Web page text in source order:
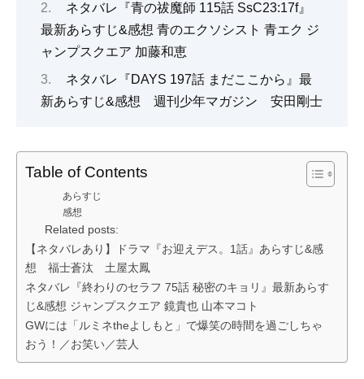
ネタバレ『青の祓魔師 115話 SsC23:17f』
最新あらすじ&感想 青のエクソシスト 青エク ジ
ャンプスクエア 加藤和恵
ネタバレ『DAYS 197話 まだここから』最
新あらすじ&感想 週刊少年マガジン 安田剛士
Table of Contents
あらすじ
感想
Related posts:
【ネタバレあり】ドラマ『お迎えデス。1話』あらすじ&感
想 福士蒼汰 土屋太鳳
ネタバレ『終わりのセラフ 75話 秘密のキョリ』最新あらす
じ&感想 ジャンプスクエア 鏡貴也 山本マコト
GWには「ルミネtheよしもと」で爆笑の時間を過ごしちゃ
おう！／お笑い／芸人